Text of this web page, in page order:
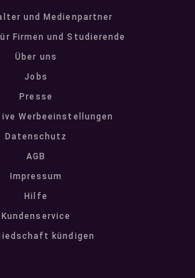
und Medienpartner
Firmen und Studierende
Über uns
Jobs
Presse
Werbeeinstellungen
Datenschutz
AGB
Impressum
Hilfe
Kundenservice
kündigen